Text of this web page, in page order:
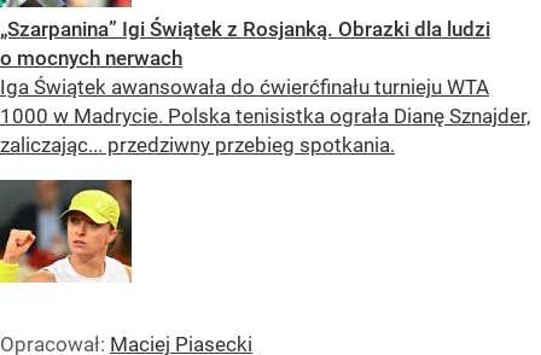
„Szarpanina” Igi Świątek z Rosjanką. Obrazki dla ludzi
o mocnych nerwach
Iga Świątek awansowała do ćwierćfinału turnieju WTA
1000 w Madrycie. Polska tenisistka ograła Dianę Sznajder,
zaliczając... przedziwny przebieg spotkania.
Opracował: Maciej Piasecki